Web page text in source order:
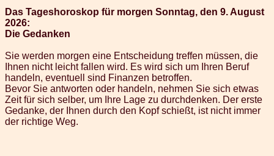
Das Tageshoroskop für morgen Sonntag, den 9. August
2026:
Die Gedanken
Sie werden morgen eine Entscheidung treffen müssen, die
Ihnen nicht leicht fallen wird. Es wird sich um Ihren Beruf
handeln, eventuell sind Finanzen betroffen.
Bevor Sie antworten oder handeln, nehmen Sie sich etwas
Zeit für sich selber, um Ihre Lage zu durchdenken. Der erste
Gedanke, der Ihnen durch den Kopf schießt, ist nicht immer
der richtige Weg.